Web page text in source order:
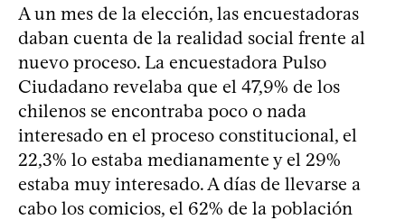
A un mes de la elección, las encuestadoras
daban cuenta de la realidad social frente al
nuevo proceso. La encuestadora Pulso
Ciudadano revelaba que el 47,9% de los
chilenos se encontraba poco o nada
interesado en el proceso constitucional, el
22,3% lo estaba medianamente y el 29%
estaba muy interesado. A días de llevarse a
cabo los comicios, el 62% de la población